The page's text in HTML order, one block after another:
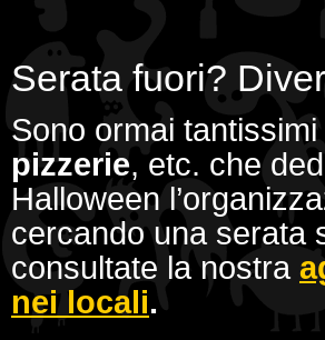
Serata fuori?
Sono ormai tantissimi
pizzerie, etc. che
Halloween
cercando una serata
consultate la nostra
nei locali.